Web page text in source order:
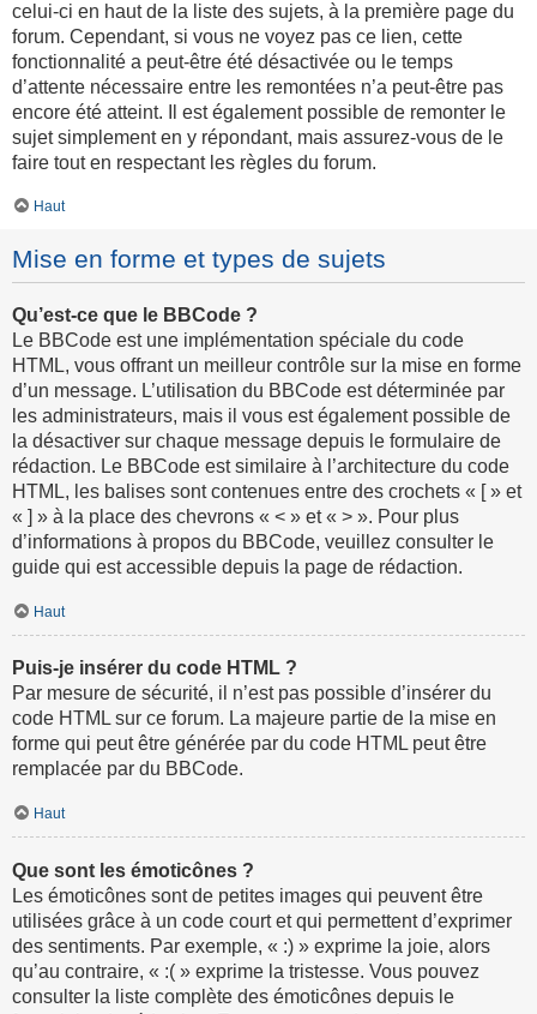
celui-ci en haut de la liste des sujets, à la première page du
forum. Cependant, si vous ne voyez pas ce lien, cette
fonctionnalité a peut-être été désactivée ou le temps
d’attente nécessaire entre les remontées n’a peut-être pas
encore été atteint. Il est également possible de remonter le
sujet simplement en y répondant, mais assurez-vous de le
faire tout en respectant les règles du forum.
Haut
Mise en forme et types de sujets
Qu’est-ce que le BBCode ?
Le BBCode est une implémentation spéciale du code
HTML, vous offrant un meilleur contrôle sur la mise en forme
d’un message. L’utilisation du BBCode est déterminée par
les administrateurs, mais il vous est également possible de
la désactiver sur chaque message depuis le formulaire de
rédaction. Le BBCode est similaire à l’architecture du code
HTML, les balises sont contenues entre des crochets « [ » et
« ] » à la place des chevrons « < » et « > ». Pour plus
d’informations à propos du BBCode, veuillez consulter le
guide qui est accessible depuis la page de rédaction.
Haut
Puis-je insérer du code HTML ?
Par mesure de sécurité, il n’est pas possible d’insérer du
code HTML sur ce forum. La majeure partie de la mise en
forme qui peut être générée par du code HTML peut être
remplacée par du BBCode.
Haut
Que sont les émoticônes ?
Les émoticônes sont de petites images qui peuvent être
utilisées grâce à un code court et qui permettent d’exprimer
des sentiments. Par exemple, « :) » exprime la joie, alors
qu’au contraire, « :( » exprime la tristesse. Vous pouvez
consulter la liste complète des émoticônes depuis le